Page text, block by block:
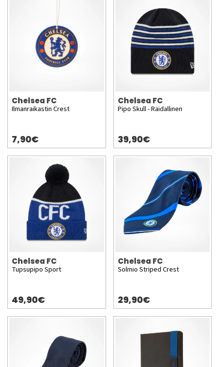
Chelsea FC
Ilmanraikastin Crest
7,90€
Chelsea FC
Pipo Skull - Raidallinen
39,90€
Chelsea FC
Tupsupipo Sport
49,90€
Chelsea FC
Solmio Striped Crest
29,90€